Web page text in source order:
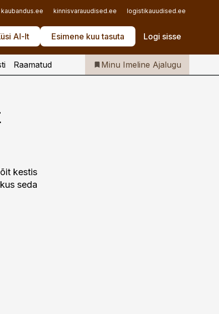
kaubandus.ee kinnisvarauudised.ee logistikauudised.ee
AI-lt Esimene kuu tasuta Logi sisse
Iseteenindus
Telli Imeline Ajalugu
Raamatud Minu Imeline Ajalugu
kestis
seda